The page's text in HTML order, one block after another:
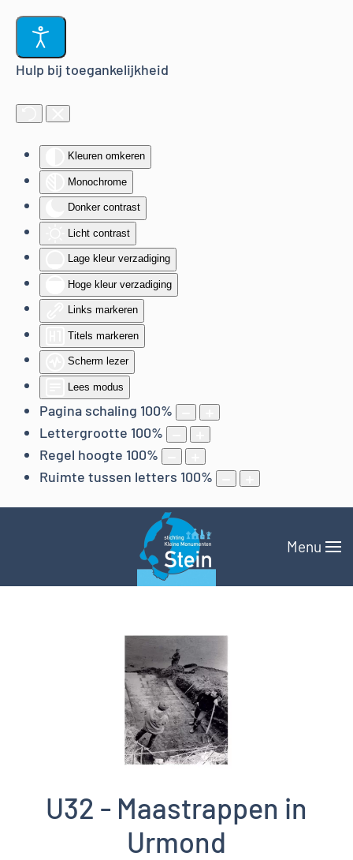
Hulp bij toegankelijkheid
Kleuren omkeren
Monochrome
Donker contrast
Licht contrast
Lage kleur verzadiging
Hoge kleur verzadiging
Links markeren
Titels markeren
Scherm lezer
Lees modus
Pagina schaling 100%
Lettergrootte 100%
Regel hoogte 100%
Ruimte tussen letters 100%
Terug naar hoofdinhoud
Menu
U32 - Maastrappen in
Urmond